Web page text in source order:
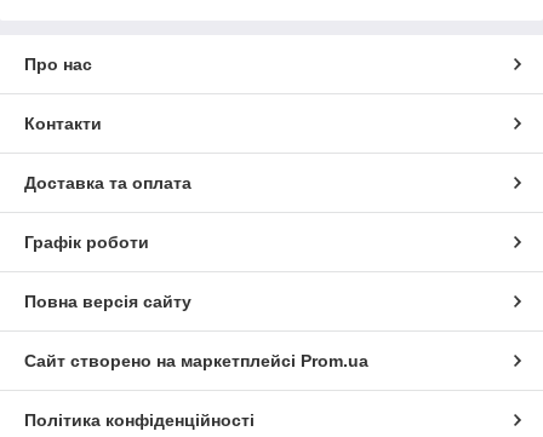
Про нас
Контакти
Доставка та оплата
Графік роботи
Повна версія сайту
Сайт створено на маркетплейсі Prom.ua
Політика конфіденційності